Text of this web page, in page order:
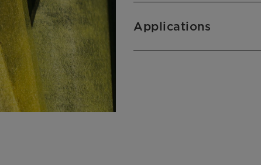
Applications